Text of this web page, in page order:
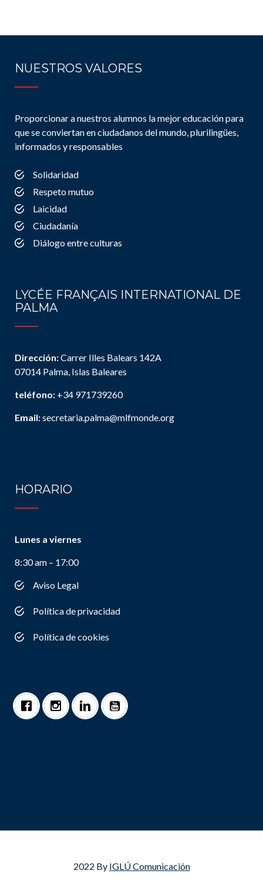
NUESTROS VALORES
Proporcionar a nuestros alumnos la mejor educación para
que se conviertan en ciudadanos del mundo, plurilingües,
informados y responsables
Solidaridad
Respeto mutuo
Laicidad
Ciudadanía
Diálogo entre culturas
LYCÉE FRANÇAIS INTERNATIONAL DE
PALMA
Dirección:Carrer Illes Balears 142A
07014 Palma, Islas Baleares
teléfono: +34 971739260
Email:secretaria.palma@mlfmonde.org
HORARIO
Lunes a viernes
8:30 am – 17:00
Aviso Legal
Política de privacidad
Política de cookies
2022 By IGLÚ Comunicación